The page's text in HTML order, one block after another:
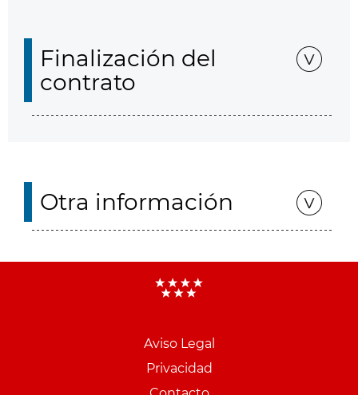
Finalización del
contrato
Otra información
Aviso Legal
Privacidad